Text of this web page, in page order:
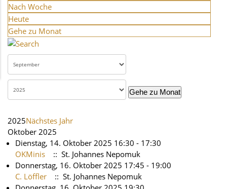
Nach Woche
Heute
Gehe zu Monat
Gehe zu Monat
2025Nächstes Jahr
Oktober 2025
Dienstag, 14. Oktober 2025 16:30 - 17:30
OKMinis
:: St. Johannes Nepomuk
Donnerstag, 16. Oktober 2025 17:45 - 19:00
C. Löffler
:: St. Johannes Nepomuk